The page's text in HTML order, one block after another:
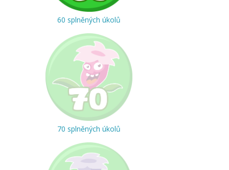
60 splněných úkolů
70 splněných úkolů